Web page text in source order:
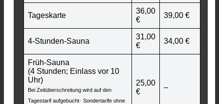
Tageskarte
36,00
€
39,00 €
4-Stunden-Sauna
31,00
€
34,00 €
Früh-Sauna
(4 Stunden; Einlass vor 10
Uhr)
Bei Zeitüberschreitung wird auf den
Tagestarif aufgebucht. Sondertarife ohne
25,00
€
–